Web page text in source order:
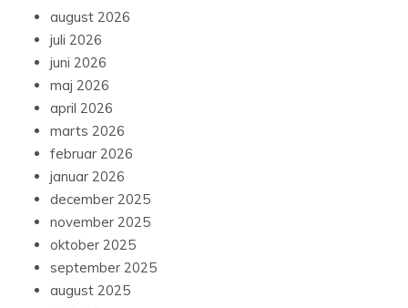
august 2026
juli 2026
juni 2026
maj 2026
april 2026
marts 2026
februar 2026
januar 2026
december 2025
november 2025
oktober 2025
september 2025
august 2025